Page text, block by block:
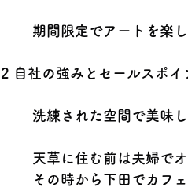
期間限定でアートを楽
2 自社の強みとセールスポイ
洗練された空間で美味
天草に住む前は夫婦で
その時から下田でカフ